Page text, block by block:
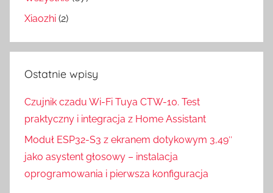
Xiaozhi (2)
Ostatnie wpisy
Czujnik czadu Wi-Fi Tuya CTW-10. Test
praktyczny i integracja z Home Assistant
Moduł ESP32-S3 z ekranem dotykowym 3,49″
jako asystent głosowy – instalacja
oprogramowania i pierwsza konfiguracja